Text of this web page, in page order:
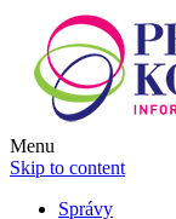
Menu
Skip to content
Správy